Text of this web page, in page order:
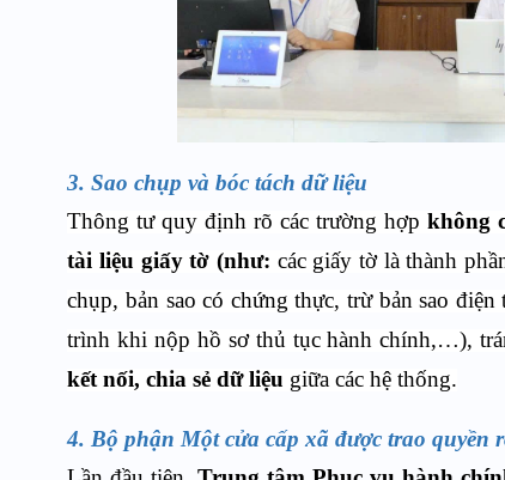
3.Sao chụp và bóc tách dữ liệu
Thông tư quy định rõ các trường hợpkhông
tài liệu giấy tờ (như: các giấy tờ là thành
chụp, bản sao có chứng thực, trừ bản sao
trình khi nộp hồ sơ thủ tục hành chính,…),
kết nối, chia sẻ dữ liệu giữa các hệ thống.
4. Bộ phận Một cửa cấp xã được trao quyền